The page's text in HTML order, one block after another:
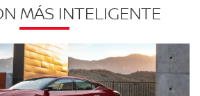
MÁS INTELIGENTE